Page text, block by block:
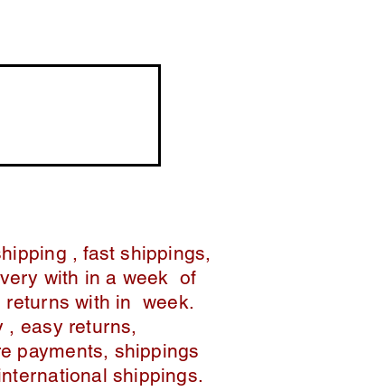
, fast shippings,
with in a week of
returns with in week.
, easy returns,
payments, shippings
shippings.